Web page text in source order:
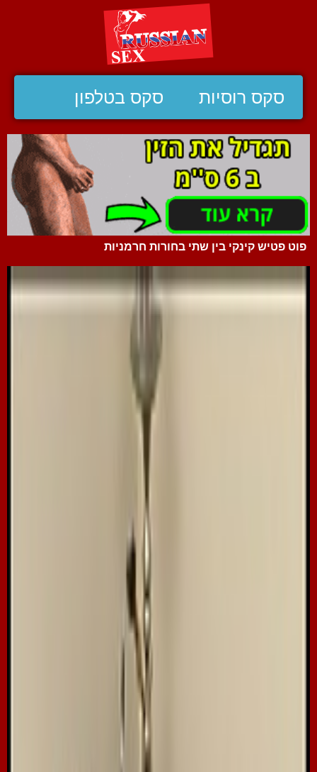
סקס רוסיות סקס בטלפון
פוט פטיש קינקי בין שתי בחורות חרמניות